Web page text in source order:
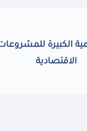
الكبيرة
الاقتصادية